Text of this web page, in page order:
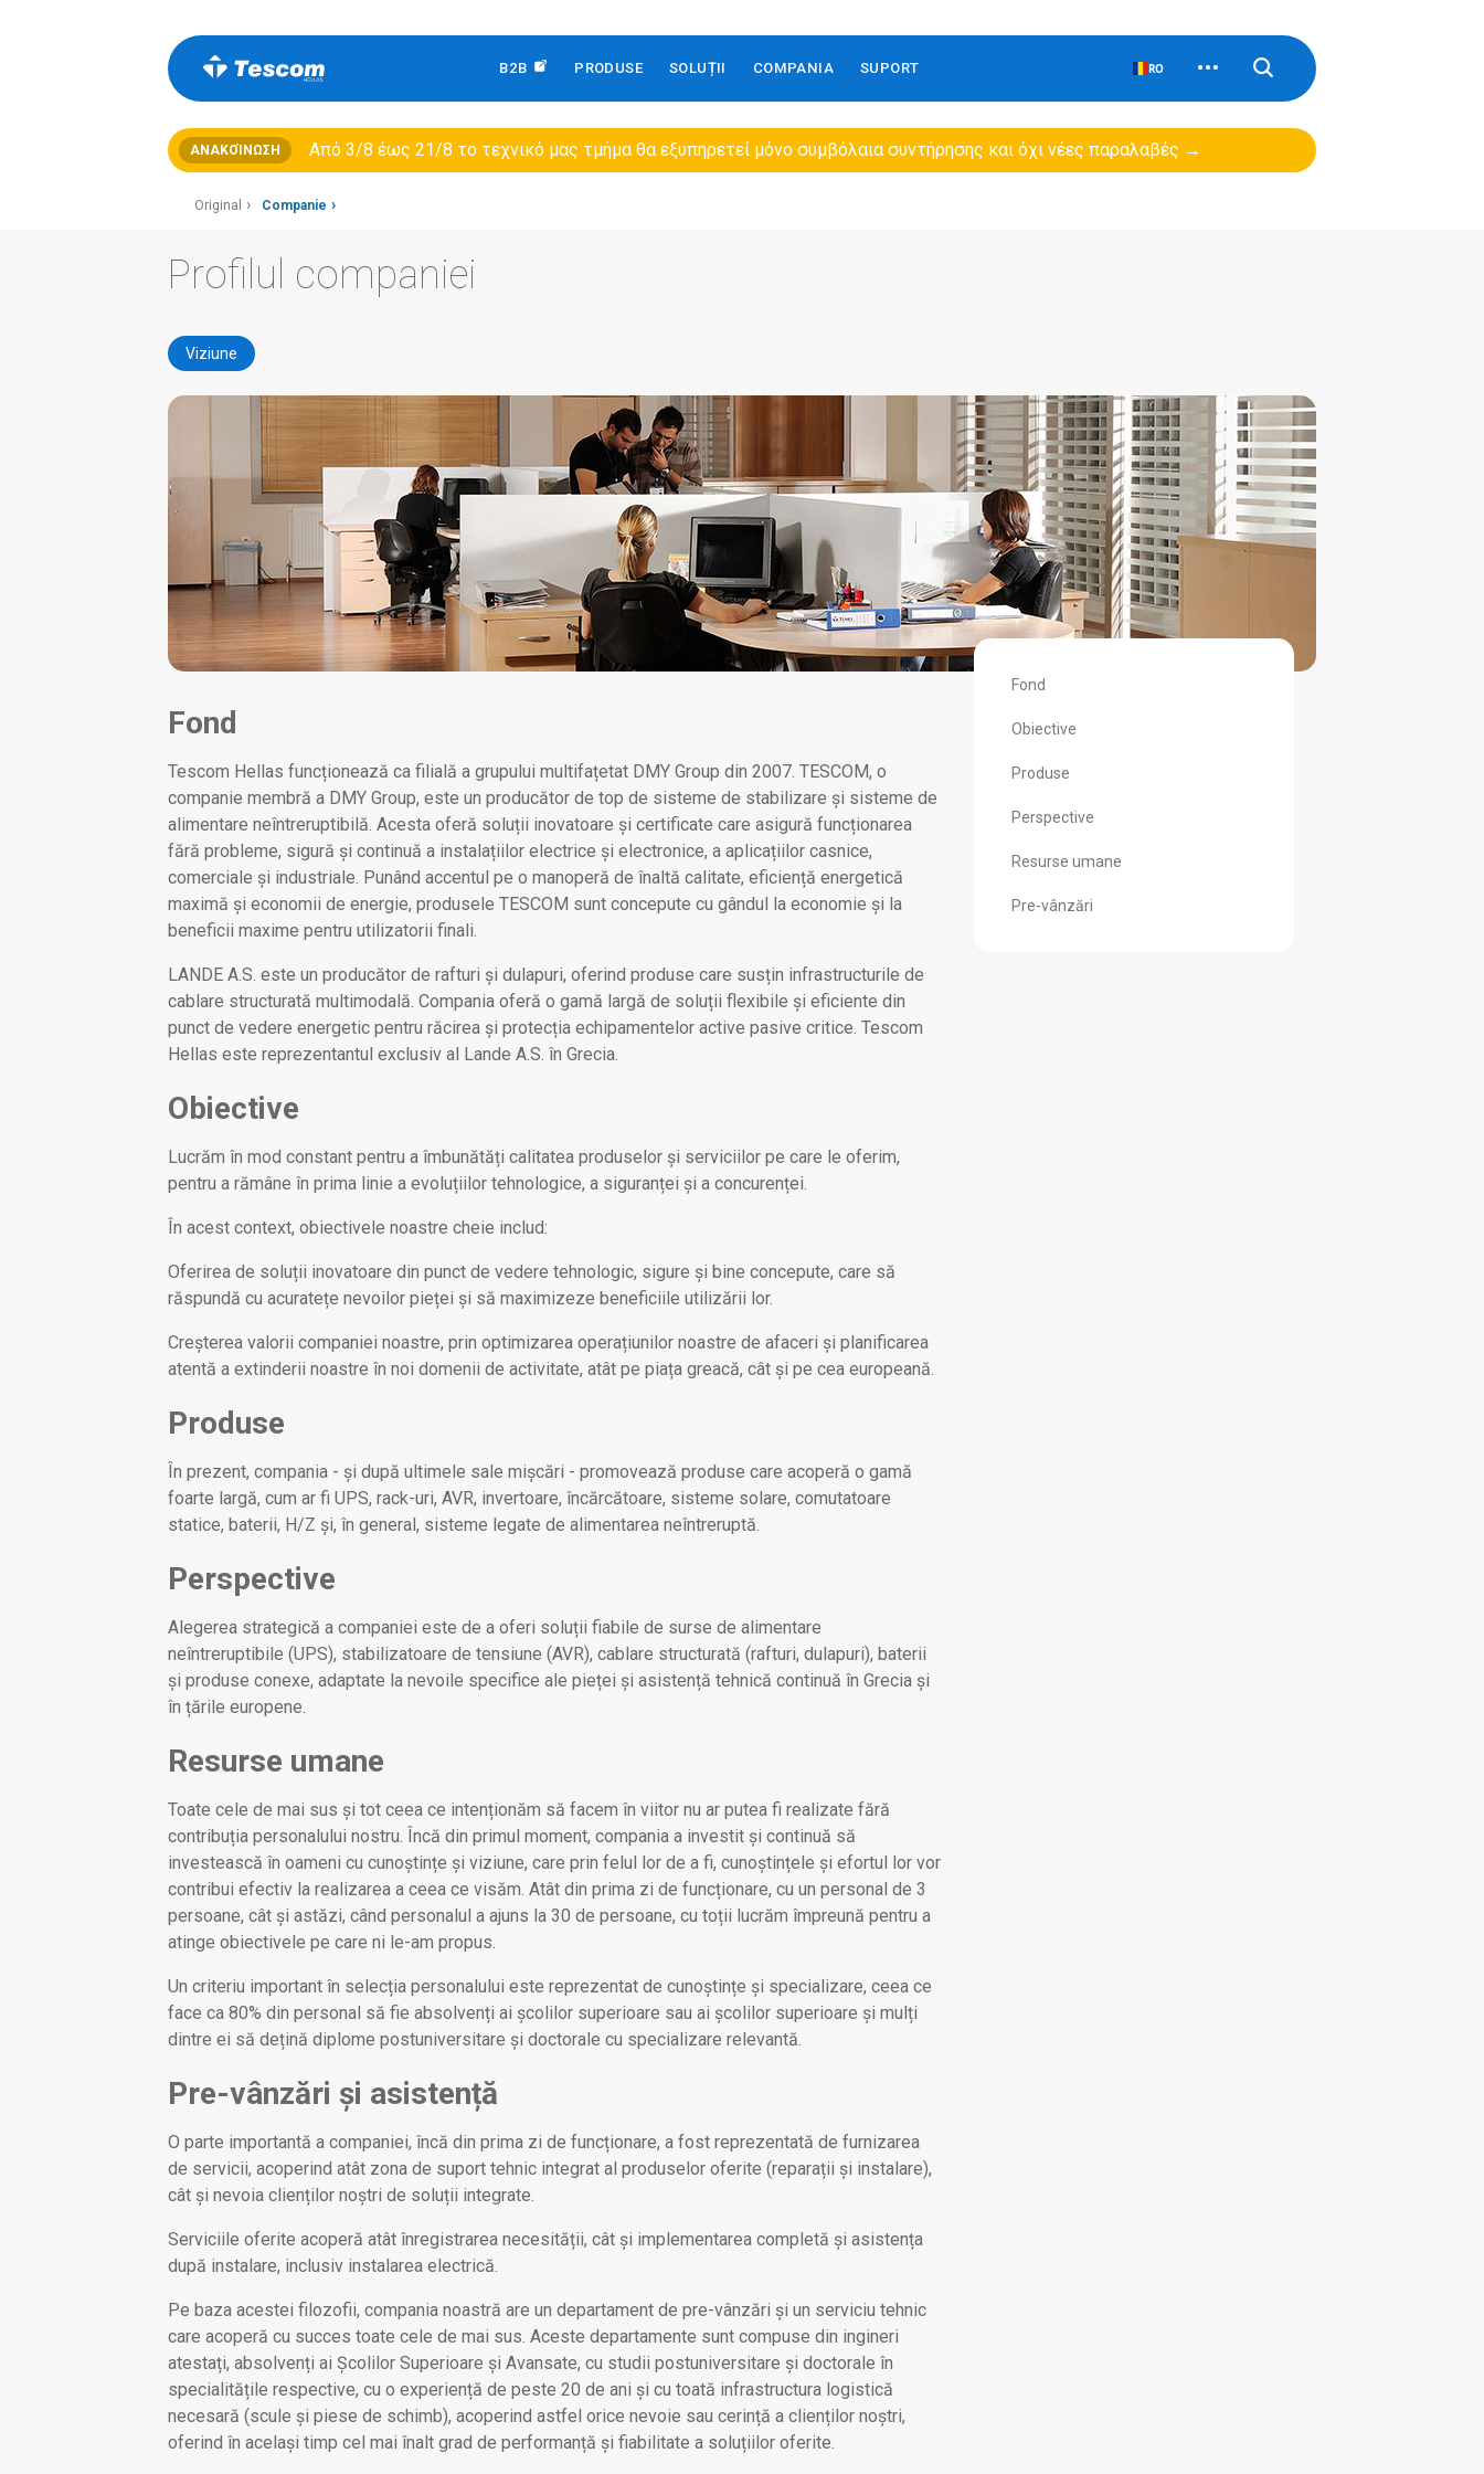
B2B PRODUSE SOLUȚII COMPANIA SUPORT RO
ΑΝΑΚΟΊΝΩΣΗ Από 3/8 έως 21/8 τo τεχνικό μας τμήμα θα εξυπηρετεί μόνο συμβόλαια συντήρησης και όχι νέες παραλαβές →
Original Companie
Profilul companiei
Viziune
Fond
Obiective
Produse
Perspective
Resurse umane
Pre-vânzări
Fond
Tescom Hellas funcționează ca filială a grupului multifațetat DMY Group din 2007. TESCOM, o
companie membră a DMY Group, este un producător de top de sisteme de stabilizare și sisteme de
alimentare neîntreruptibilă. Acesta oferă soluții inovatoare și certificate care asigură funcționarea
fără probleme, sigură și continuă a instalațiilor electrice și electronice, a aplicațiilor casnice,
comerciale și industriale. Punând accentul pe o manoperă de înaltă calitate, eficiență energetică
maximă și economii de energie, produsele TESCOM sunt concepute cu gândul la economie și la
beneficii maxime pentru utilizatorii finali.
LANDE A.S. este un producător de rafturi și dulapuri, oferind produse care susțin infrastructurile de
cablare structurată multimodală. Compania oferă o gamă largă de soluții flexibile și eficiente din
punct de vedere energetic pentru răcirea și protecția echipamentelor active pasive critice. Tescom
Hellas este reprezentantul exclusiv al Lande A.S. în Grecia.
Obiective
Lucrăm în mod constant pentru a îmbunătăți calitatea produselor și serviciilor pe care le oferim,
pentru a rămâne în prima linie a evoluțiilor tehnologice, a siguranței și a concurenței.
În acest context, obiectivele noastre cheie includ:
Oferirea de soluții inovatoare din punct de vedere tehnologic, sigure și bine concepute, care să
răspundă cu acuratețe nevoilor pieței și să maximizeze beneficiile utilizării lor.
Creșterea valorii companiei noastre, prin optimizarea operațiunilor noastre de afaceri și planificarea
atentă a extinderii noastre în noi domenii de activitate, atât pe piața greacă, cât și pe cea europeană.
Produse
În prezent, compania - și după ultimele sale mișcări - promovează produse care acoperă o gamă
foarte largă, cum ar fi UPS, rack-uri, AVR, invertoare, încărcătoare, sisteme solare, comutatoare
statice, baterii, H/Z și, în general, sisteme legate de alimentarea neîntreruptă.
Perspective
Alegerea strategică a companiei este de a oferi soluții fiabile de surse de alimentare
neîntreruptibile (UPS), stabilizatoare de tensiune (AVR), cablare structurată (rafturi, dulapuri), baterii
și produse conexe, adaptate la nevoile specifice ale pieței și asistență tehnică continuă în Grecia și
în țările europene.
Resurse umane
Toate cele de mai sus și tot ceea ce intenționăm să facem în viitor nu ar putea fi realizate fără
contribuția personalului nostru. Încă din primul moment, compania a investit și continuă să
investească în oameni cu cunoștințe și viziune, care prin felul lor de a fi, cunoștințele și efortul lor vor
contribui efectiv la realizarea a ceea ce visăm. Atât din prima zi de funcționare, cu un personal de 3
persoane, cât și astăzi, când personalul a ajuns la 30 de persoane, cu toții lucrăm împreună pentru a
atinge obiectivele pe care ni le-am propus.
Un criteriu important în selecția personalului este reprezentat de cunoștințe și specializare, ceea ce
face ca 80% din personal să fie absolvenți ai școlilor superioare sau ai școlilor superioare și mulți
dintre ei să dețină diplome postuniversitare și doctorale cu specializare relevantă.
Pre-vânzări și asistență
O parte importantă a companiei, încă din prima zi de funcționare, a fost reprezentată de furnizarea
de servicii, acoperind atât zona de suport tehnic integrat al produselor oferite (reparații și instalare),
cât și nevoia clienților noștri de soluții integrate.
Serviciile oferite acoperă atât înregistrarea necesității, cât și implementarea completă și asistența
după instalare, inclusiv instalarea electrică.
Pe baza acestei filozofii, compania noastră are un departament de pre-vânzări și un serviciu tehnic
care acoperă cu succes toate cele de mai sus. Aceste departamente sunt compuse din ingineri
atestați, absolvenți ai Școlilor Superioare și Avansate, cu studii postuniversitare și doctorale în
specialitățile respective, cu o experiență de peste 20 de ani și cu toată infrastructura logistică
necesară (scule și piese de schimb), acoperind astfel orice nevoie sau cerință a clienților noștri,
oferind în același timp cel mai înalt grad de performanță și fiabilitate a soluțiilor oferite.